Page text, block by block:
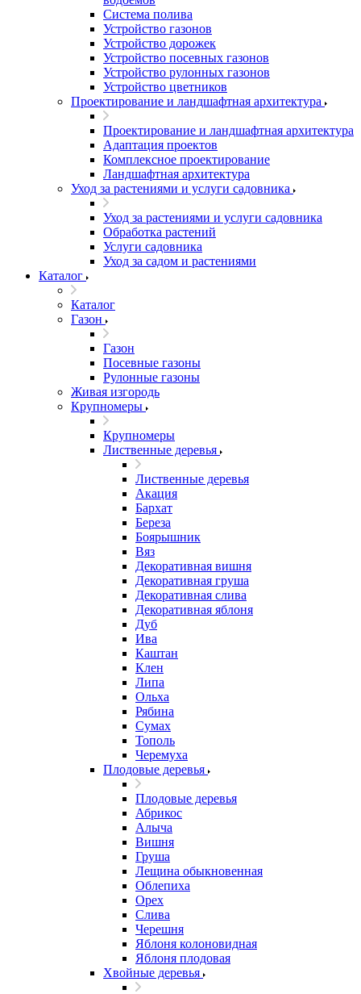
Система полива
Устройство газонов
Устройство дорожек
Устройство посевных газонов
Устройство рулонных газонов
Устройство цветников
Проектирование и ландшафтная архитектура
Проектирование и ландшафтная архитектура
Адаптация проектов
Комплексное проектирование
Ландшафтная архитектура
Уход за растениями и услуги садовника
Уход за растениями и услуги садовника
Обработка растений
Услуги садовника
Уход за садом и растениями
Каталог
Каталог
Газон
Газон
Посевные газоны
Рулонные газоны
Живая изгородь
Крупномеры
Крупномеры
Лиственные деревья
Лиственные деревья
Акация
Бархат
Береза
Боярышник
Вяз
Декоративная вишня
Декоративная груша
Декоративная слива
Декоративная яблоня
Дуб
Ива
Каштан
Клен
Липа
Ольха
Рябина
Сумах
Тополь
Черемуха
Плодовые деревья
Плодовые деревья
Абрикос
Алыча
Вишня
Груша
Лещина обыкновенная
Облепиха
Орех
Слива
Черешня
Яблоня колоновидная
Яблоня плодовая
Хвойные деревья